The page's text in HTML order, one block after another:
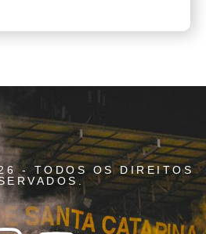
- TODOS OS DIREITOS